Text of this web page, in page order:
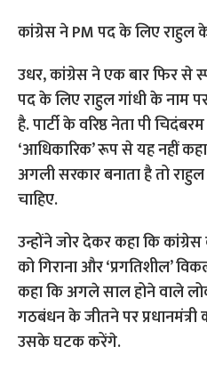
कांग्रेस ने PM पद के लिए राहुल
उधर, कांग्रेस ने एक बार फिर से
पद के लिए राहुल गांधी के नाम
है. पार्टी के वरिष्ठ नेता पी
‘आधिकारिक’ रूप से यह नहीं
अगली सरकार बनाता है तो राहुल
चाहिए.
उन्होंने जोर देकर कहा कि
को गिराना और ‘प्रगतिशील’
कहा कि अगले साल होने वाले
गठबंधन के जीतने पर
उसके घटक करेंगे.